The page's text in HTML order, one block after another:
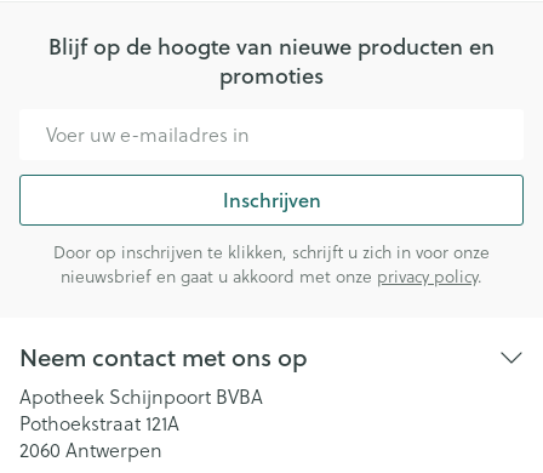
Blijf op de hoogte van nieuwe producten en
promoties
Inschrijven
Door op inschrijven te klikken, schrijft u zich in voor onze
nieuwsbrief en gaat u akkoord met onze privacy policy.
Neem contact met ons op
Apotheek Schijnpoort BVBA
Pothoekstraat 121A
2060 Antwerpen